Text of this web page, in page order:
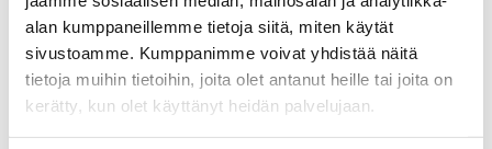
alan kumppaneillemme tietoja siitä, miten käytät
sivustoamme. Kumppanimme voivat yhdistää näitä
tietoja muihin tietoihin, joita olet antanut heille tai joita on
kerätty, kun olet käyttänyt heidän palvelujaan.